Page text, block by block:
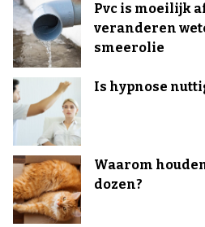
Pvc is moeilijk
veranderen
smeerolie
Is hypnose
Waarom
dozen?